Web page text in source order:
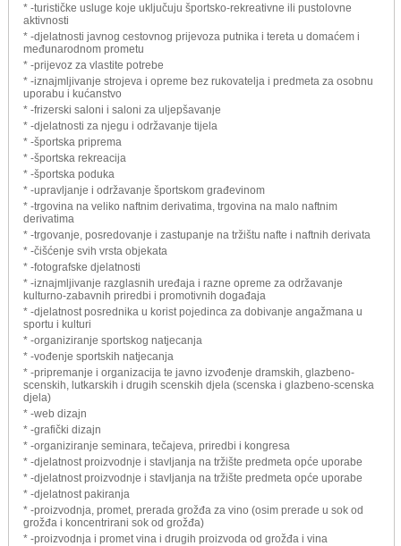
* -turističke usluge koje uključuju športsko-rekreativne ili pustolovne
aktivnosti
* -djelatnosti javnog cestovnog prijevoza putnika i tereta u domaćem i
međunarodnom prometu
* -prijevoz za vlastite potrebe
* -iznajmljivanje strojeva i opreme bez rukovatelja i predmeta za osobnu
uporabu i kućanstvo
* -frizerski saloni i saloni za uljepšavanje
* -djelatnosti za njegu i održavanje tijela
* -športska priprema
* -športska rekreacija
* -športska poduka
* -upravljanje i održavanje športskom građevinom
* -trgovina na veliko naftnim derivatima, trgovina na malo naftnim
derivatima
* -trgovanje, posredovanje i zastupanje na tržištu nafte i naftnih derivata
* -čišćenje svih vrsta objekata
* -fotografske djelatnosti
* -iznajmljivanje razglasnih uređaja i razne opreme za održavanje
kulturno-zabavnih priredbi i promotivnih događaja
* -djelatnost posrednika u korist pojedinca za dobivanje angažmana u
sportu i kulturi
* -organiziranje sportskog natjecanja
* -vođenje sportskih natjecanja
* -pripremanje i organizacija te javno izvođenje dramskih, glazbeno-
scenskih, lutkarskih i drugih scenskih djela (scenska i glazbeno-scenska
djela)
* -web dizajn
* -grafički dizajn
* -organiziranje seminara, tečajeva, priredbi i kongresa
* -djelatnost proizvodnje i stavljanja na tržište predmeta opće uporabe
* -djelatnost proizvodnje i stavljanja na tržište predmeta opće uporabe
* -djelatnost pakiranja
* -proizvodnja, promet, prerada grožđa za vino (osim prerade u sok od
grožđa i koncentrirani sok od grožđa)
* -proizvodnja i promet vina i drugih proizvoda od grožđa i vina